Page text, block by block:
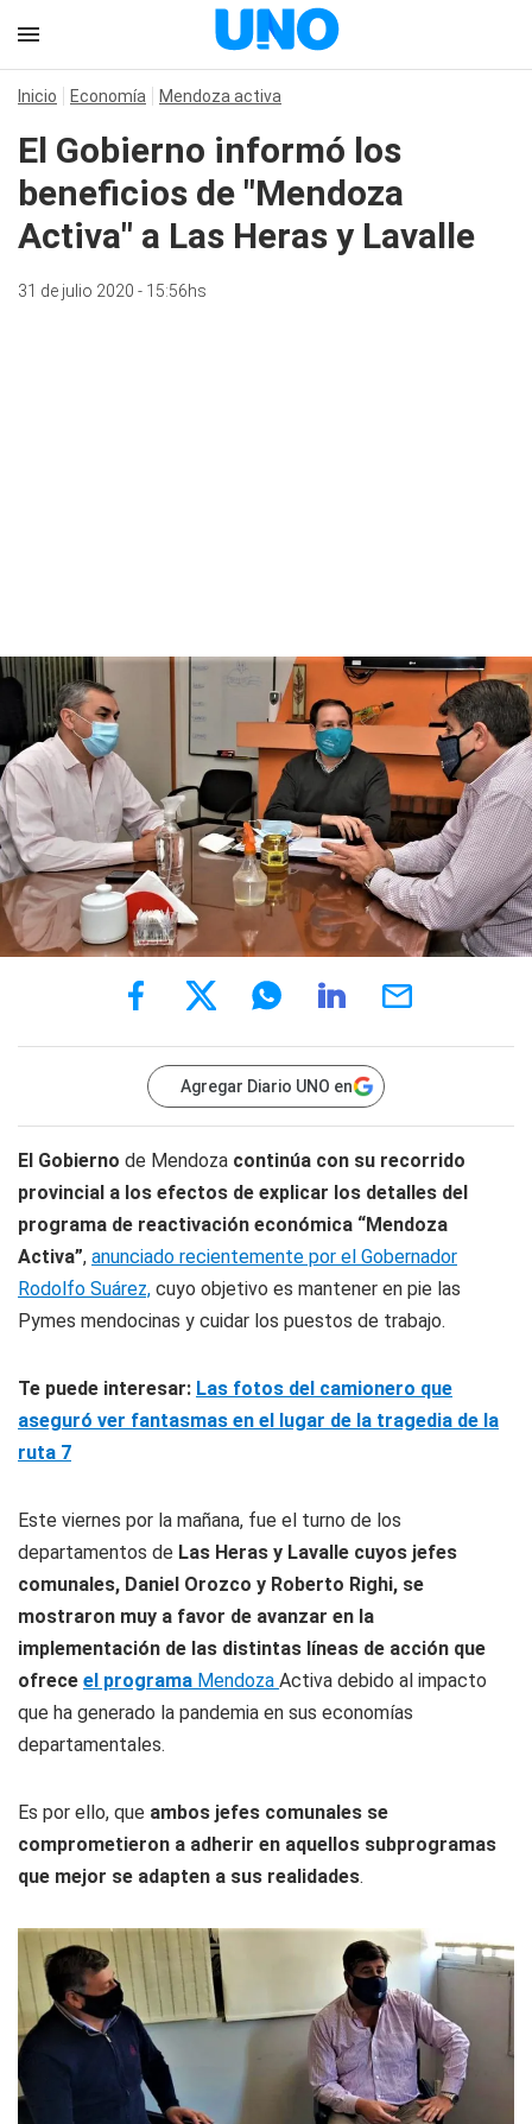
Inicio Economía Mendoza activa
El Gobierno informó los
beneficios de "Mendoza
Activa" a Las Heras y Lavalle
31 de julio 2020 - 15:56hs
Agregar Diario UNO en
El Gobierno de Mendoza continúa con su recorrido
provincial a los efectos de explicar los detalles del
programa de reactivación económica “Mendoza
Activa”, anunciado recientemente por el Gobernador
Rodolfo Suárez, cuyo objetivo es mantener en pie las
Pymes mendocinas y cuidar los puestos de trabajo.
Te puede interesar: Las fotos del camionero que
aseguró ver fantasmas en el lugar de la tragedia de la
ruta 7
Este viernes por la mañana, fue el turno de los
departamentos de Las Heras y Lavalle cuyos jefes
comunales, Daniel Orozco y Roberto Righi, se
mostraron muy a favor de avanzar en la
implementación de las distintas líneas de acción que
ofrece el programa Mendoza Activa debido al impacto
que ha generado la pandemia en sus economías
departamentales.
Es por ello, que ambos jefes comunales se
comprometieron a adherir en aquellos subprogramas
que mejor se adapten a sus realidades.